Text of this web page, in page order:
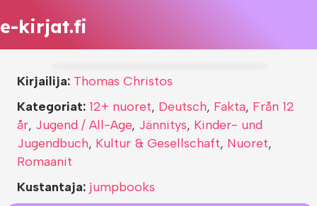
e-kirjat.fi
Kirjailija: Thomas Christos
Kategoriat: 12+ nuoret, Deutsch, Fakta, Från 12
år, Jugend / All-Age, Jännitys, Kinder- und
Jugendbuch, Kultur & Gesellschaft, Nuoret,
Romaanit
Kustantaja: jumpbooks